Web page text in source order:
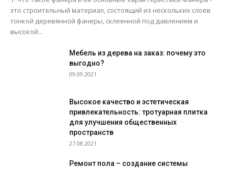
это строительный материал, состоящий из нескольких слоев
тонкой деревянной фанеры, склеенной под давлением и
высокой...
Мебель из дерева на заказ: почему это
выгодно?
09.09.2021
Высокое качество и эстетическая
привлекательность: тротуарная плитка
для улучшения общественных
пространств
27.08.2021
Ремонт пола – создание системы